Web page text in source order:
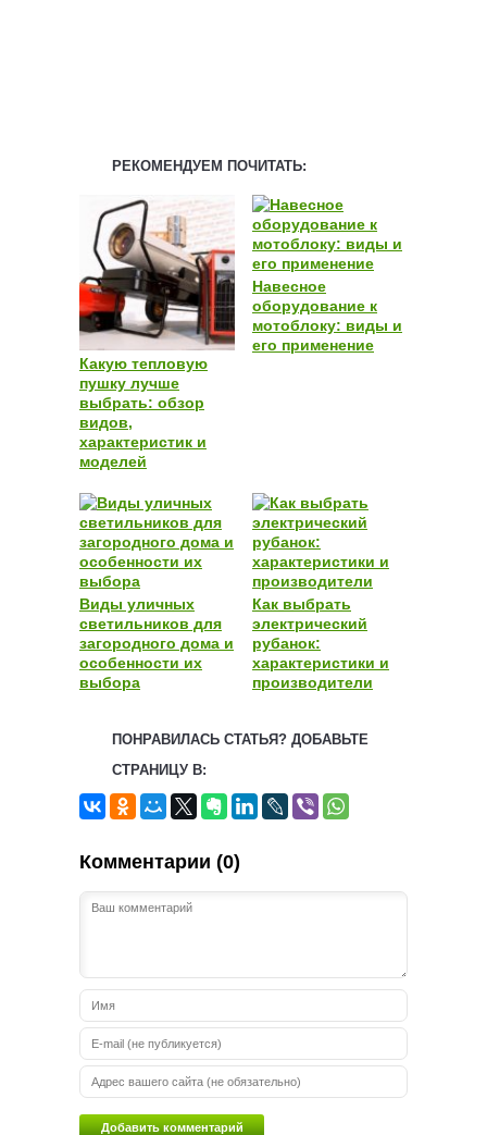
РЕКОМЕНДУЕМ ПОЧИТАТЬ:
Какую тепловую
пушку лучше
выбрать: обзор
видов,
характеристик и
моделей
Навесное
оборудование к
мотоблоку: виды и
его применение
Виды уличных
светильников для
загородного дома и
особенности их
выбора
Как выбрать
электрический
рубанок:
характеристики и
производители
ПОНРАВИЛАСЬ СТАТЬЯ? ДОБАВЬТЕ
СТРАНИЦУ В:
Комментарии (0)